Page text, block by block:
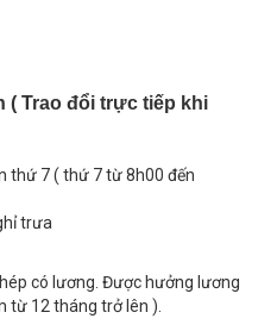
( Trao đổi trực tiếp khi
thứ 7 ( thứ 7 từ 8h00 đến
trưa
có lương. Được hưởng lương
từ 12 tháng trở lên ).